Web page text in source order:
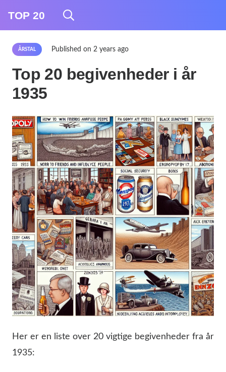
TOP 20
ÅRSTAL Published on2 years ago
Top 20 begivenheder i år
1935
Her er en liste over 20 vigtige begivenheder fra år
1935: